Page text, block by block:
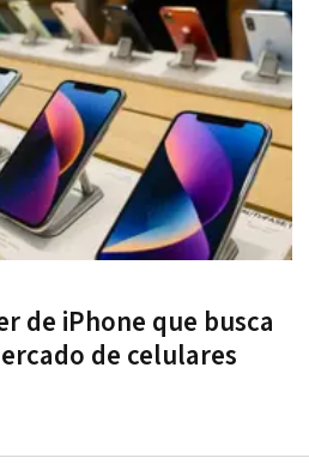
de iPhone que busca
de celulares